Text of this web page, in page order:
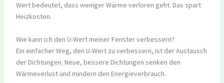
Wert bedeutet, dass weniger Wärme verloren geht. Das spart
Heizkosten.
Wie kann ich den U-Wert meiner Fenster verbessern?
Ein einfacher Weg, den U-Wert zu verbessern, ist der Austausch
der Dichtungen. Neue, bessere Dichtungen senken den
Wärmeverlust und mindern den Energieverbrauch.